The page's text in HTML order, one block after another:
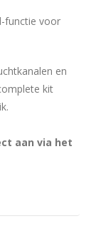
functie voor
en
kit
aan via het